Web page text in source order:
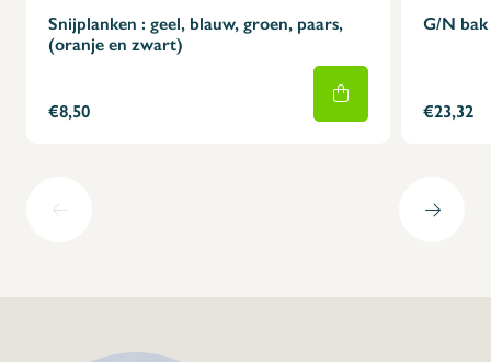
Snijplanken : geel, blauw, groen, paars,
(oranje en zwart)
€8,50
G/N bak
€23,32